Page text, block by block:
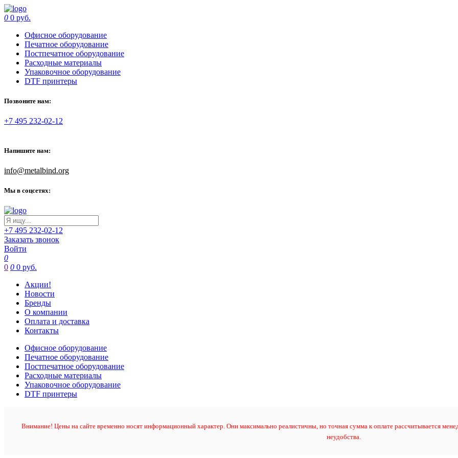
0 0 руб.
Офисное оборудование
Печатное оборудование
Постпечатное оборудование
Расходные материалы
Упаковочное оборудование
DTF принтеры
Позвоните нам:
+7 495 232-02-12
Напишите нам:
info@metalbind.org
Мы в соцсетях:
+7 495 232-02-12
Заказать звонок
Войти
0
0 0 0 руб.
Акции!
Новости
Бренды
О компании
Оплата и доставка
Контакты
Офисное оборудование
Печатное оборудование
Постпечатное оборудование
Расходные материалы
Упаковочное оборудование
DTF принтеры
Внимание! Цены на сайте временно носят информационный характер. Они максимально реалистичны, но точная сумма к оплате рассчитывается
неудобства.